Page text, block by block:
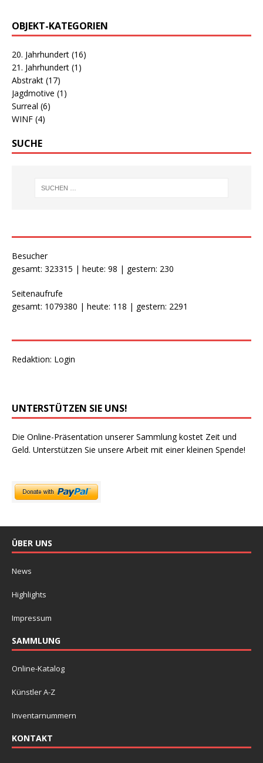
OBJEKT-KATEGORIEN
20. Jahrhundert (16)
21. Jahrhundert (1)
Abstrakt (17)
Jagdmotive (1)
Surreal (6)
WINF (4)
SUCHE
Besucher
gesamt: 323315 | heute: 98 | gestern: 230
Seitenaufrufe
gesamt: 1079380 | heute: 118 | gestern: 2291
Redaktion: Login
UNTERSTÜTZEN SIE UNS!
Die Online-Präsentation unserer Sammlung kostet Zeit und
Geld. Unterstützen Sie unsere Arbeit mit einer kleinen Spende!
ÜBER UNS
News
Highlights
Impressum
SAMMLUNG
Online-Katalog
Künstler A-Z
Inventarnummern
KONTAKT